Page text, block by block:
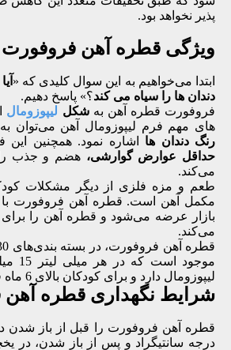
پذیر نخواهد بود.
ویژگی قطره آهن فروفورت
ابتدا می‌خواهیم به این سوال کلیدی که «
دندان ها را سیاه می کند؟» پاسخ دهیم.
فروفورت قطره آهن بهشکل لیپوزومال
های مهم فرم لیپوزومال آهن می‌توان به
رنگ دندان ها اشاره نمود. همچنین این
حداقل عوارض گوارشی، هضم و جذب را
می‌کند.
طعم و مزه فلزی از دیگر مشکلات
مکمل آهن است. قطره آهن فروفورت
بازار عرضه می‌شود و قطره آهن را
می‌کند.
لیپوزومال دارد و برای کودکان بالای 6 ماه قابل استفاده است.
شرایط نگهداری قطره
درجه سانتیگراد و پس از باز شدن، در